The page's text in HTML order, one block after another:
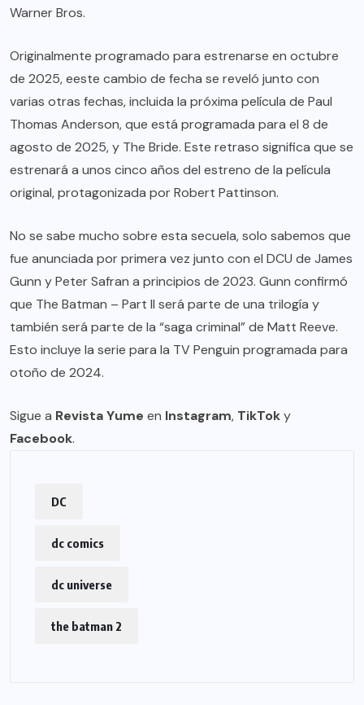
Warner Bros.
Originalmente programado para estrenarse en octubre
de 2025, eeste cambio de fecha se reveló junto con
varias otras fechas, incluida la próxima película de Paul
Thomas Anderson, que está programada para el 8 de
agosto de 2025, y The Bride. Este retraso significa que se
estrenará a unos cinco años del estreno de la película
original, protagonizada por Robert Pattinson.
No se sabe mucho sobre esta secuela, solo sabemos que
fue anunciada por primera vez junto con el DCU de James
Gunn y Peter Safran a principios de 2023. Gunn confirmó
que The Batman – Part II será parte de una trilogía y
también será parte de la “saga criminal” de Matt Reeve.
Esto incluye la serie para la TV Penguin programada para
otoño de 2024.
Sigue a Revista Yume en Instagram, TikToky
Facebook.
DC
dc comics
dc universe
the batman 2